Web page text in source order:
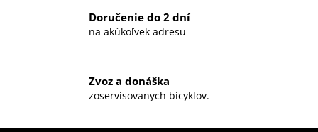
Doručenie do 2 dní
na akúkoľvek adresu
Zvoz a donáška
zoservisovanych bicyklov.